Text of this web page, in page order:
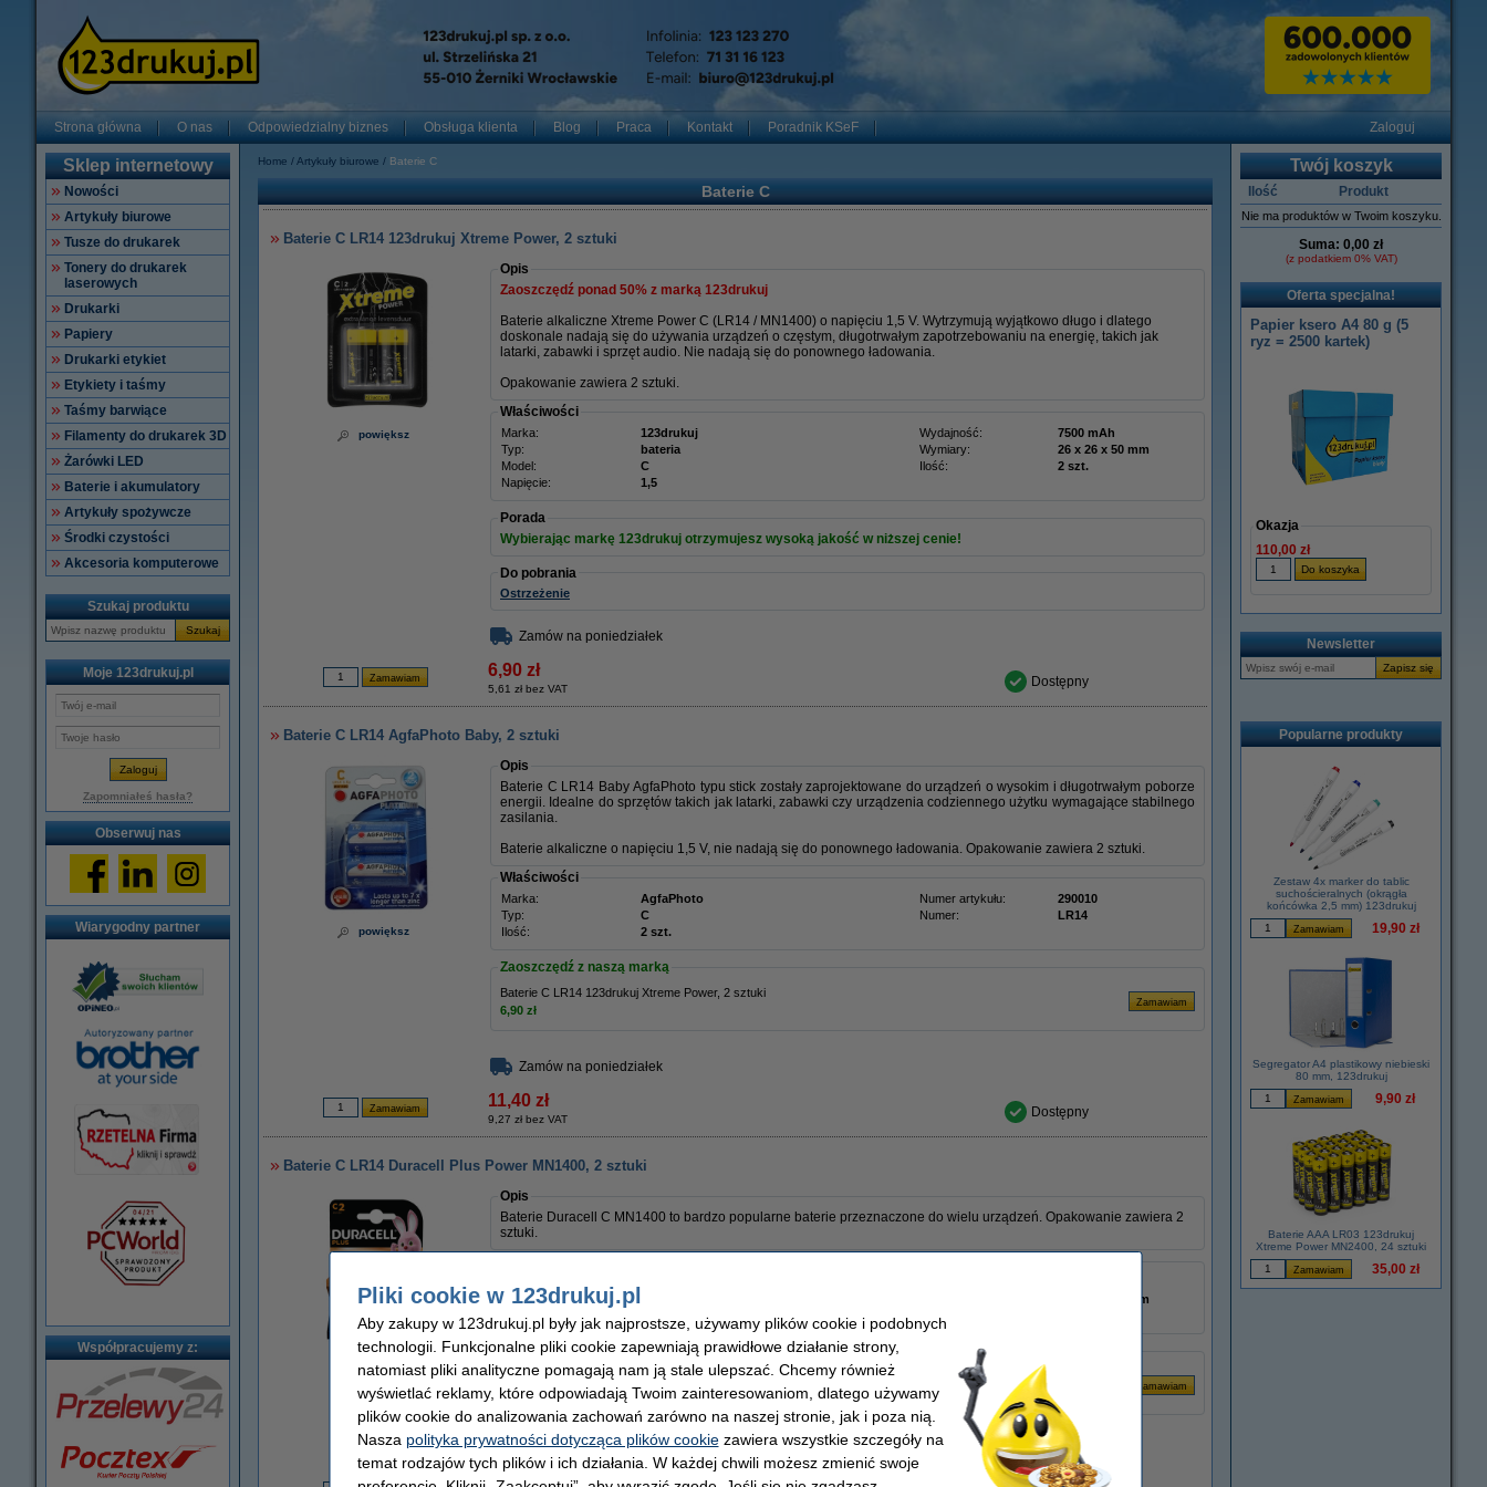
Strona główna O nas Odpowiedzialny biznes Obsługa klienta Blog Praca Kontakt Poradnik KSeF Zaloguj
Sklep internetowy
Nowości
Artykuły biurowe
Tusze do drukarek
Tonery do drukarek
laserowych
Drukarki
Papiery
Drukarki etykiet
Etykiety i taśmy
Taśmy barwiące
Filamenty do drukarek 3D
Żarówki LED
Baterie i akumulatory
Artykuły spożywcze
Środki czystości
Akcesoria komputerowe
Szukaj produktu
Szukaj
Moje 123drukuj.pl
Zapomniałeś hasła?
Obserwuj nas
Wiarygodny partner
Współpracujemy z:
Home Artykuły biurowe Baterie C
Baterie C
Baterie C LR14 123drukuj Xtreme Power, 2 sztuki
powiększ
Opis
Zaoszczędź ponad 50% z marką 123drukuj
Baterie alkaliczne Xtreme Power C (LR14 / MN1400) o napięciu 1,5 V. Wytrzymują wyjątkowo długo i dlatego
doskonale nadają się do używania urządzeń o częstym, długotrwałym zapotrzebowaniu na energię, takich jak
latarki, zabawki i sprzęt audio. Nie nadają się do ponownego ładowania.
Opakowanie zawiera 2 sztuki.
Właściwości
Marka: 123drukuj Wydajność:
7500 mAh
Typ:
bateria Wymiary:
26 x 26 x 50 mm
Model:
C Ilość:
2 szt.
Napięcie:
1,5
Porada
Wybierając markę 123drukuj otrzymujesz wysoką jakość w niższej cenie!
Do pobrania
Ostrzeżenie
Zamów na poniedziałek
6,90 zł
5,61 zł bez VAT Dostępny
Baterie C LR14 AgfaPhoto Baby, 2 sztuki
powiększ
Opis
Baterie C LR14 Baby AgfaPhoto typu stick zostały zaprojektowane do urządzeń o wysokim i długotrwałym poborze
energii. Idealne do sprzętów takich jak latarki, zabawki czy urządzenia codziennego użytku wymagające stabilnego
zasilania.
Baterie alkaliczne o napięciu 1,5 V, nie nadają się do ponownego ładowania. Opakowanie zawiera 2 sztuki.
Właściwości
Marka: AgfaPhoto Numer artykułu:
290010
Typ:
C Numer:
LR14
Ilość:
2 szt.
Zaoszczędź z naszą marką
Baterie C LR14 123drukuj Xtreme Power, 2 sztuki
6,90 zł
Zamów na poniedziałek
11,40 zł
9,27 zł bez VAT Dostępny
Baterie C LR14 Duracell Plus Power MN1400, 2 sztuki
Opis
Baterie Duracell C MN1400 to bardzo popularne baterie przeznaczone do wielu urządzeń. Opakowanie zawiera 2
sztuki.
Typ:
26 x 26 x 50 mm
Model:
Ilość:
Zaoszczędź z naszą marką
Baterie C LR14 123drukuj Xtreme Power, 2 sztuki
6,90 zł
Zamów na poniedziałek
Twój koszyk
Ilość Produkt
Nie ma produktów w Twoim koszyku.
Suma: 0,00 zł
(z podatkiem 0% VAT)
Oferta specjalna!
Papier ksero A4 80 g (5
ryz = 2500 kartek)
Okazja
110,00 zł
Newsletter
Popularne produkty
Zestaw 4x marker do tablic
suchościeralnych (okrągła
końcówka 2,5 mm) 123drukuj
19,90 zł
Segregator A4 plastikowy niebieski
80 mm, 123drukuj
9,90 zł
Baterie AAA LR03 123drukuj
Xtreme Power MN2400, 24 sztuki
35,00 zł
Pliki cookie w 123drukuj.pl
Aby zakupy w 123drukuj.pl były jak najprostsze, używamy plików cookie i podobnych
technologii. Funkcjonalne pliki cookie zapewniają prawidłowe działanie strony,
natomiast pliki analityczne pomagają nam ją stale ulepszać. Chcemy również
wyświetlać reklamy, które odpowiadają Twoim zainteresowaniom, dlatego używamy
plików cookie do analizowania zachowań zarówno na naszej stronie, jak i poza nią.
Nasza polityka prywatności dotycząca plików cookiezawiera wszystkie szczegóły na
temat rodzajów tych plików i ich działania. W każdej chwili możesz zmienić swoje